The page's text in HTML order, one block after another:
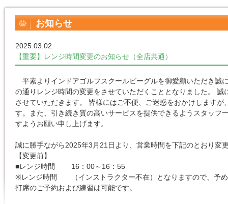
お知らせ
2025.03.02
【重要】レンジ時間変更のお知らせ（全店共通）
平素よりインドアゴルフスクールビーグルを御愛顧いただき誠
の通りレンジ時間の変更をさせていただくこととなりました。
させていただきます。 皆様にはご不便、ご迷惑をおかけします
す。また、引き続き質の高いサービスを提供できるようスタッフ
すようお願い申し上げます。
誠に勝手ながら2025年3月21日より、営業時間を下記のとおり変
【変更前】
■レンジ時間 16：00～16：55
※レンジ時間 （インストラクター不在）となりますので、予め
打席のご予約および練習は可能です。